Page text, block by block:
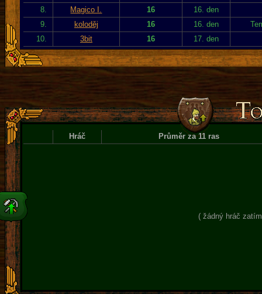
8.
Magico I. 16
16. den
9.
koloděj 16 16. den
10.
3bit 16 17. den
Hráč Průměr za 11 ras
( žádný hráč